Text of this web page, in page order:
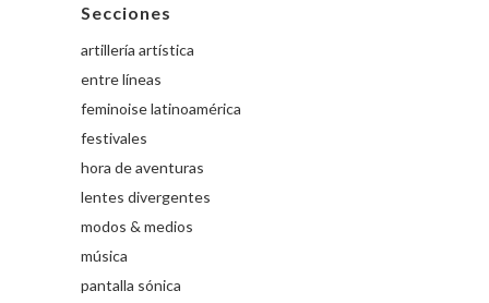
Secciones
artillería artística
entre líneas
feminoise latinoamérica
festivales
hora de aventuras
lentes divergentes
modos & medios
música
pantalla sónica